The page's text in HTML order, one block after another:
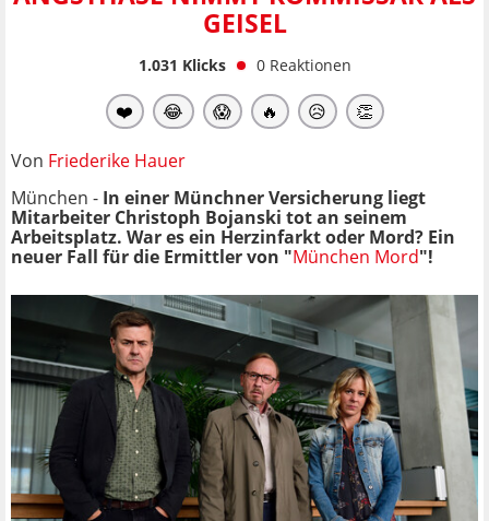
GEISEL
1.031 Klicks 0 Reaktionen
❤️ 😂 😱 🔥 😥 👏
Von Friederike Hauer
München - In einer Münchner Versicherung liegt
Mitarbeiter Christoph Bojanski tot an seinem
Arbeitsplatz. War es ein Herzinfarkt oder Mord? Ein
neuer Fall für die Ermittler von "München Mord"!